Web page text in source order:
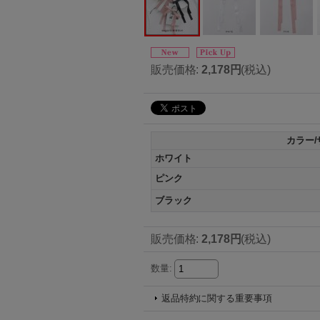
販売価格: 2,178円(税込)
カラー/
ホワイト
ピンク
ブラック
販売価格: 2,178円(税込)
数量:
返品特約に関する重要事項